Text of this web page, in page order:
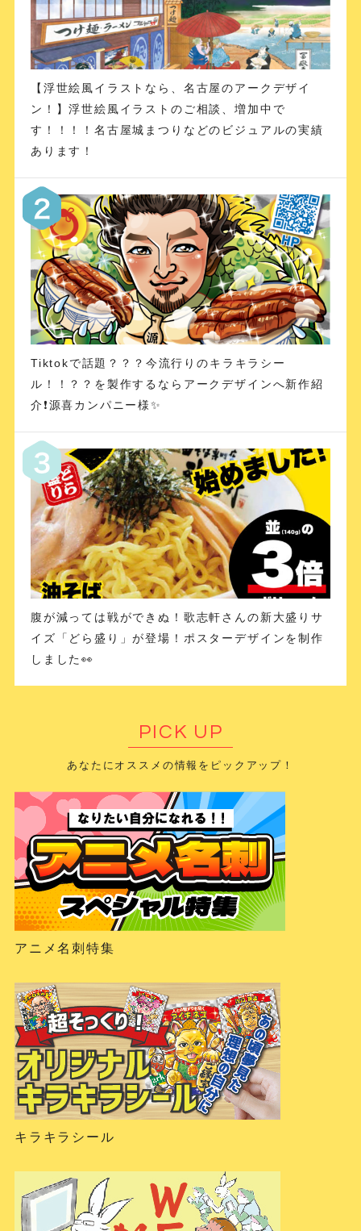
【浮世絵風イラストなら、名古屋のアークデザイ
ン！】浮世絵風イラストのご相談、増加中で
す！！！！名古屋城まつりなどのビジュアルの実績
あります！
Tiktokで話題？？？今流行りのキラキラシー
ル！！？？を製作するならアークデザインへ新作紹
介❗️源喜カンパニー様✨
腹が減っては戦ができぬ！歌志軒さんの新大盛りサ
イズ「どら盛り」が登場！ポスターデザインを制作
しました👀
PICK UP
あなたにオススメの情報をピックアップ！
アニメ名刺特集
キラキラシール